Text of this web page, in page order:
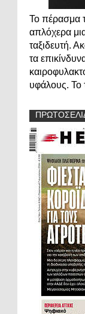
Το πέρασμα
απλόχερα
ταξιδευτή.
τα
υφάλους. Το